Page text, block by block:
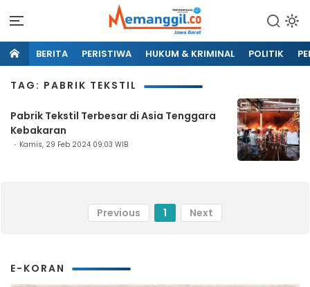
BERITA PERISTIWA HUKUM & KRIMINAL POLITIK
TAG: PABRIK TEKSTIL
Pabrik Tekstil Terbesar di Asia Tenggara
Kebakaran
Kamis, 29 Feb 2024 09:03 WIB
Previous 1 Next
E-KORAN